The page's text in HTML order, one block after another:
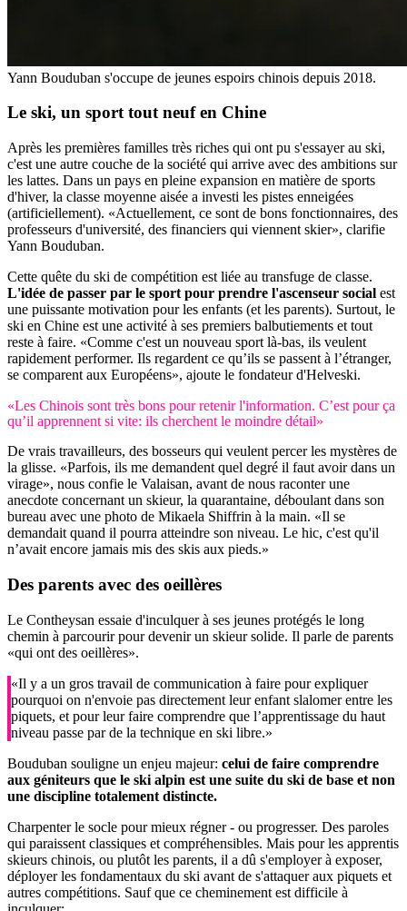
Yann Bouduban s'occupe de jeunes espoirs chinois depuis 2018.
Le ski, un sport tout neuf en Chine
Après les premières familles très riches qui ont pu s'essayer au ski,
c'est une autre couche de la société qui arrive avec des ambitions sur
les lattes. Dans un pays en pleine expansion en matière de sports
d'hiver, la classe moyenne aisée a investi les pistes enneigées
(artificiellement). «Actuellement, ce sont de bons fonctionnaires, des
professeurs d'université, des financiers qui viennent skier», clarifie
Yann Bouduban.
Cette quête du ski de compétition est liée au transfuge de classe.
L'idée de passer par le sport pour prendre l'ascenseur social est
une puissante motivation pour les enfants (et les parents). Surtout, le
ski en Chine est une activité à ses premiers balbutiements et tout
reste à faire. «Comme c'est un nouveau sport là-bas, ils veulent
rapidement performer. Ils regardent ce qu’ils se passent à l’étranger,
se comparent aux Européens», ajoute le fondateur d'Helveski.
«Les Chinois sont très bons pour retenir l'information. C’est pour ça
qu’il apprennent si vite: ils cherchent le moindre détail»
De vrais travailleurs, des bosseurs qui veulent percer les mystères de
la glisse. «Parfois, ils me demandent quel degré il faut avoir dans un
virage», nous confie le Valaisan, avant de nous raconter une
anecdote concernant un skieur, la quarantaine, déboulant dans son
bureau avec une photo de Mikaela Shiffrin à la main. «Il se
demandait quand il pourra atteindre son niveau. Le hic, c'est qu'il
n’avait encore jamais mis des skis aux pieds.»
Des parents avec des oeillères
Le Contheysan essaie d'inculquer à ses jeunes protégés le long
chemin à parcourir pour devenir un skieur solide. Il parle de parents
«qui ont des oeillères».
«Il y a un gros travail de communication à faire pour expliquer
pourquoi on n'envoie pas directement leur enfant slalomer entre les
piquets, et pour leur faire comprendre que l’apprentissage du haut
niveau passe par de la technique en ski libre.»
Bouduban souligne un enjeu majeur: celui de faire comprendre
aux géniteurs que le ski alpin est une suite du ski de base et non
une discipline totalement distincte.
Charpenter le socle pour mieux régner - ou progresser. Des paroles
qui paraissent classiques et compréhensibles. Mais pour les apprentis
skieurs chinois, ou plutôt les parents, il a dû s'employer à exposer,
déployer les fondamentaux du ski avant de s'attaquer aux piquets et
autres compétitions. Sauf que ce cheminement est difficile à